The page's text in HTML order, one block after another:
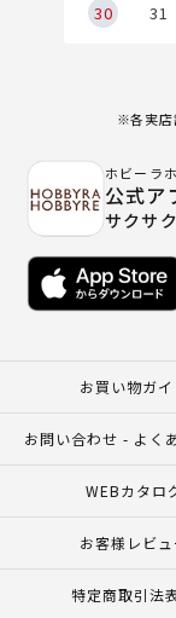
30
31
※各実店
ホビーラ
公式ア
サクサ
お買い物ガイ
お問い合わせ - よく
WEBカタロ
お客様レビュ
特定商取引法